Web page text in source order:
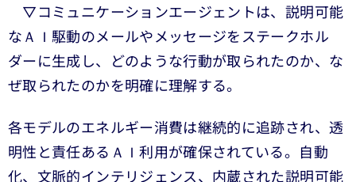
▽コミュニケーションエージェントは、説明可能
なＡＩ駆動のメールやメッセージをステークホル
ダーに生成し、どのような行動が取られたのか、な
ぜ取られたのかを明確に理解する。
各モデルのエネルギー消費は継続的に追跡され、透
明性と責任あるＡＩ利用が確保されている。自動
化、文脈的インテリジェンス、内蔵された説明可能